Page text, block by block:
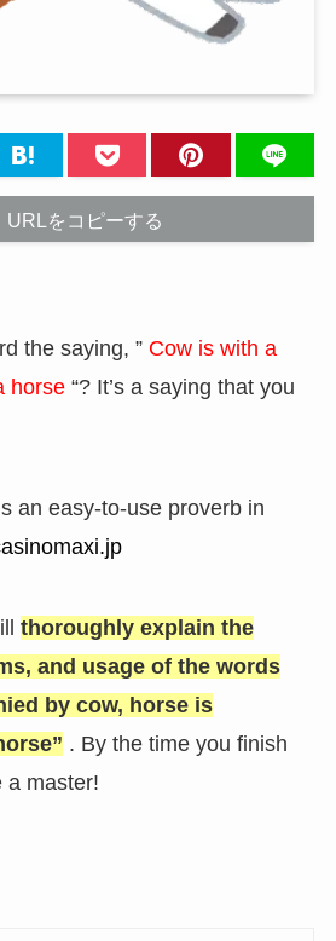
URLをコピーする
the saying, ” Cow is with a
horse“? It’s a saying that you
an easy-to-use proverb in
thoroughly explain the
and usage of the words
by cow, horse is
. By the time you finish
a master!